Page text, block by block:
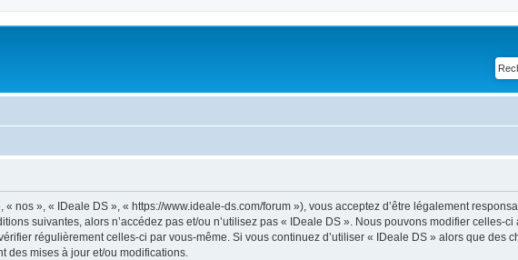
nos », « IDeale DS », « https://www.ideale-ds.com/forum »), vous acceptez d’être légalement
suivantes, alors n’accédez pas et/ou n’utilisez pas « IDeale DS ». Nous pouvons modifier celles-ci
régulièrement celles-ci par vous-même. Si vous continuez d’utiliser « IDeale DS » alors que des
des mises à jour et/ou modifications.